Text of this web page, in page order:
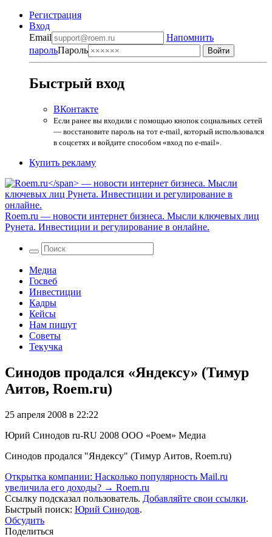
Регистрация
Вход
Email
Напомнить
парольПароль
Быстрый вход
ВКонтакте
Если ранее вы входили с помощью кнопок социальных сетей
— восстановите пароль на тот e-mail, который использовался
в соцсетях и войдите способом «вход по e-mail».
Купить рекламу
Roem.ru — новости интернет бизнеса. Мысли ключевых лиц
Рунета. Инвестиции и регулирование в онлайне.
Медиа
Госвеб
Инвестиции
Кадры
Кейсы
Нам пишут
Советы
Текучка
Синодов продался «Яндексу» (Тимур
Аитов, Roem.ru)
25 апреля 2008 в 22:22
Юрий Синодов ru-RU 2008 ООО «Роем» Медиа
Синодов продался "Яндексу" (Тимур Аитов, Roem.ru)
Открытка компании: Насколько популярность Mail.ru
увеличила его доходы? → Roem.ru
Ссылку подсказал пользователь. Добавляйте свои ссылки.
Быстрый поиск: Юрий Синодов.
Обсудить
Поделиться